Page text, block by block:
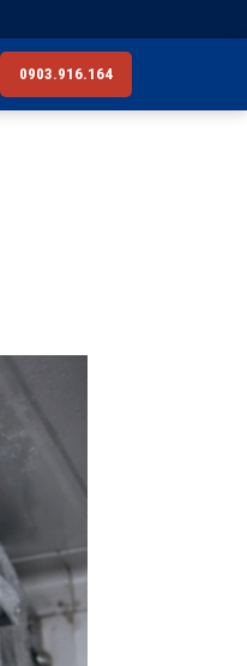
0903.916.164